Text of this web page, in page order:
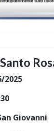
2025
Giovanni